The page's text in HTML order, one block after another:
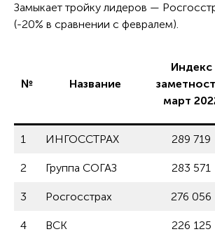
Замыкает тройку лидеров —
(-20% в сравнении с февралем).
№ Название
Индекс
март
1 ИНГОССТРАХ 289 719
2 Группа СОГАЗ 283 571
3 Росгосстрах 276 056
4 ВСК 226 125